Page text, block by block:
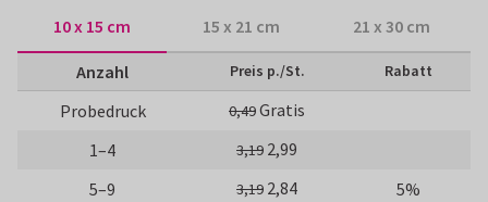
10 x 15 cm 15 x 21 cm 21 x 30 cm
Anzahl Preis p./St. Rabatt
Probedruck 0,49Gratis
1–4
3,19 2,99
5–9
3,19 2,84
5%